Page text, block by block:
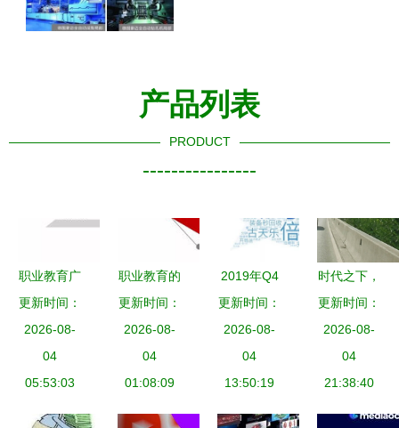
产品列表
PRODUCT
----------------
职业教育广
告主如何用
动态商品广
告实现突出
重围？以企
更新时间：
2026-08-
04
05:53:03
职业教育的
突围利器
动态商品广
告是如何改
变培训机构
更新时间：
2026-08-
04
01:08:09
2019年Q4
抖音媒体广
告投放分析
中腰部及头
部达人推荐
更新时间：
2026-08-
04
13:50:19
时代之下，
回声之上
——中国广
告业六杰口
述史 | 朱玉
更新时间：
2026-08-
04
21:38:40